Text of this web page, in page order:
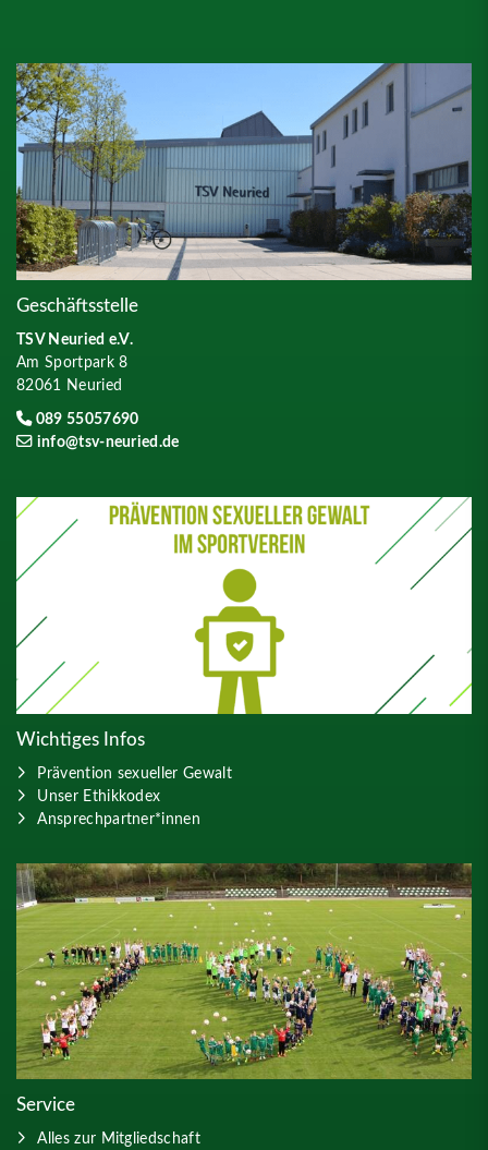
Geschäftsstelle
TSV Neuried e.V.
Am Sportpark 8
82061 Neuried
089 55057690
info@tsv-neuried.de
Wichtiges Infos
Prävention sexueller Gewalt
Unser Ethikkodex
Ansprechpartner*innen
Service
Alles zur Mitgliedschaft